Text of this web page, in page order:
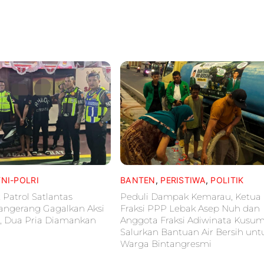
POLRI
Patrol Satlantas
Gagalkan Aksi
Dua Pria Diamankan
BANTEN, PERISTIWA, POLITIK
Peduli Dampak Kemarau, Ketua
Fraksi PPP Lebak Asep Nuh dan
Anggota Fraksi Adiwinata
Salurkan Bantuan Air Bersih
Warga Bintangresmi